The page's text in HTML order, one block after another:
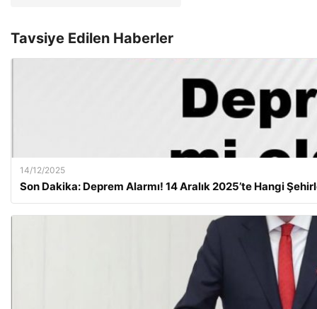
Tavsiye Edilen Haberler
14/12/2025
Son Dakika: Deprem Alarmı! 14 Aralık 2025’te Hangi